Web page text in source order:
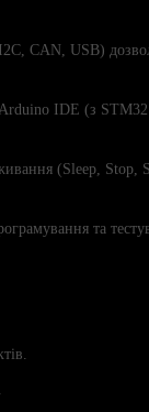
CAN, USB)
IDE (з STM32
(Sleep, Stop,
та